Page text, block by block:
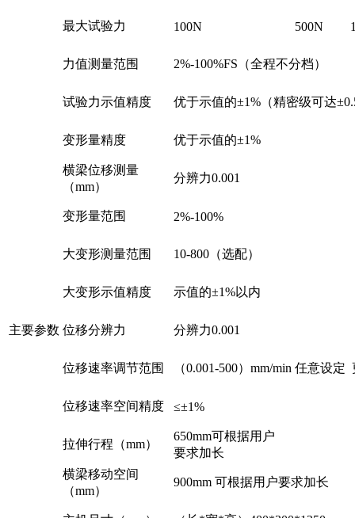
主要参数
最大试验力 100N 500N
力值测量范围 2%-100%FS（全程不分档）
试验力示值精度 优于示值的±1%（精密级可达
变形量精度 优于示值的±1%
横梁位移测量
（mm）
分辨力0.001
变形量范围 2%-100%
大变形测量范围 10-800（选配）
大变形示值精度 示值的±1%以内
位移分辨力 分辨力0.001
位移速率调节范围 （0.001-500）mm/min 任意设
位移速率空间精度 ≤±1%
拉伸行程（mm）
650mm可根据用户
要求加长
横梁移动空间
（mm）
900mm 可根据用户要求加长